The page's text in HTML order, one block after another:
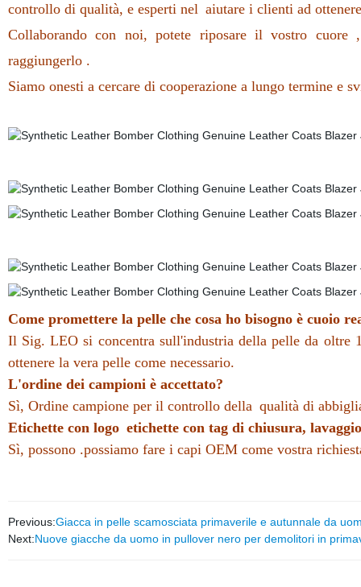
controllo di qualità, e esperti nel aiutare i clienti ad
Collaborando con noi, potete riposare il vostro cuore
raggiungerlo .
Siamo onesti a cercare di cooperazione a lungo termine e
Come promettere la pelle che cosa ho bisogno è cuoio
Il Sig. LEO si concentra sull'industria della pelle da oltre
ottenere la vera pelle come necessario.
L'ordine dei campioni è accettato?
Sì, Ordine campione per il controllodella qualità di
Etichette con logo etichette con tag di chiusura,
Sì, possono .possiamo fare i capi OEM come vostra
Previous:Giacca in pelle scamosciata primaverile e autunnale da
Next:Nuove giacche da uomo in pullover nero per demolitori in